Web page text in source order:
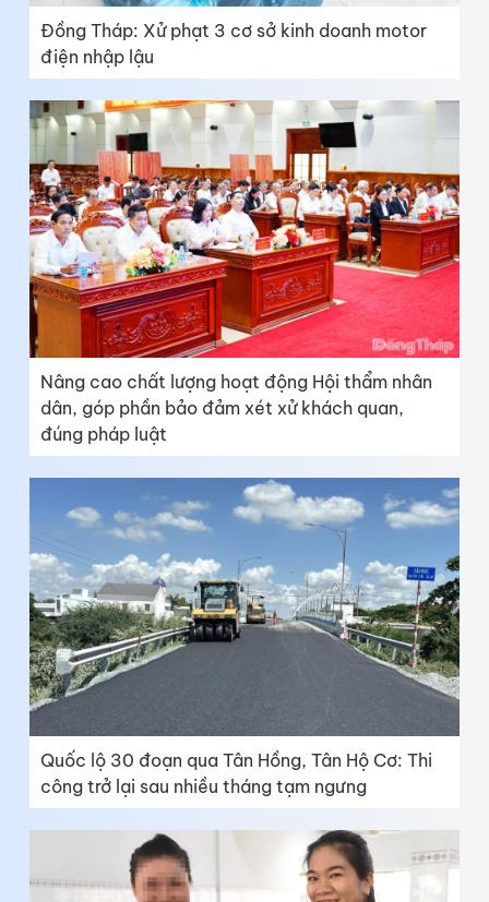
Đồng Tháp: Xử phạt 3 cơ sở kinh doanh motor
điện nhập lậu
Nâng cao chất lượng hoạt động Hội thẩm nhân
dân, góp phần bảo đảm xét xử khách quan,
đúng pháp luật
Quốc lộ 30 đoạn qua Tân Hồng, Tân Hộ Cơ: Thi
công trở lại sau nhiều tháng tạm ngưng